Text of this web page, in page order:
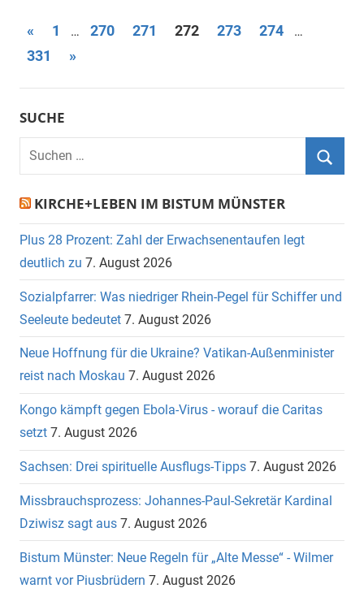
Seitennummerierung
der
Beiträge
« Vorherige
Beiträge
1 … 270 271 272 273 274 …
331
Nächste
»
SUCHE
Suchen
KIRCHE+LEBEN IM BISTUM MÜNSTER
Plus 28 Prozent: Zahl der Erwachsenentaufen legt
deutlich zu 7. August 2026
Sozialpfarrer: Was niedriger Rhein-Pegel für Schiffer und
Seeleute bedeutet 7. August 2026
Neue Hoffnung für die Ukraine? Vatikan-Außenminister
reist nach Moskau 7. August 2026
Kongo kämpft gegen Ebola-Virus - worauf die Caritas
setzt 7. August 2026
Sachsen: Drei spirituelle Ausflugs-Tipps 7. August 2026
Missbrauchsprozess: Johannes-Paul-Sekretär Kardinal
Dziwisz sagt aus 7. August 2026
Bistum Münster: Neue Regeln für „Alte Messe“ - Wilmer
warnt vor Piusbrüdern 7. August 2026